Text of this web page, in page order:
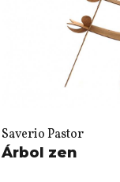
Saverio Pastor
Árbol zen